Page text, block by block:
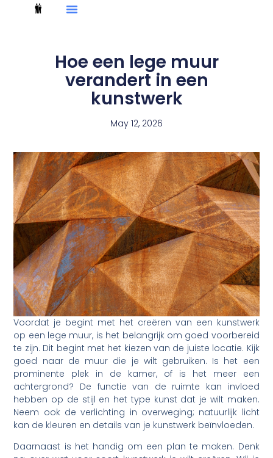
Hoe een lege muur
verandert in een
kunstwerk
May 12, 2026
Voordat je begint met het creëren van een kunstwerk
op een lege muur, is het belangrijk om goed voorbereid
te zijn. Dit begint met het kiezen van de juiste locatie. Kijk
goed naar de muur die je wilt gebruiken. Is het een
prominente plek in de kamer, of is het meer een
achtergrond? De functie van de ruimte kan invloed
hebben op de stijl en het type kunst dat je wilt maken.
Neem ook de verlichting in overweging; natuurlijk licht
kan de kleuren en details van je kunstwerk beïnvloeden.
Daarnaast is het handig om een plan te maken. Denk